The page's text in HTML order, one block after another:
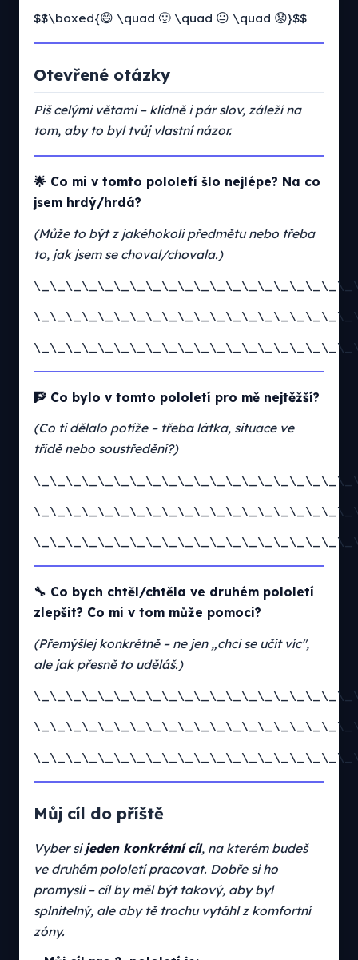
$$\boxed{😄 \quad 🙂 \quad 😐 \quad 😟}$$
Otevřené otázky
Piš celými větami – klidně i pár slov, záleží na
tom, aby to byl tvůj vlastní názor.
🌟 Co mi v tomto pololetí šlo nejlépe? Na co
jsem hrdý/hrdá?
(Může to být z jakéhokoli předmětu nebo třeba
to, jak jsem se choval/chovala.)
🧗 Co bylo v tomto pololetí pro mě nejtěžší?
(Co ti dělalo potíže – třeba látka, situace ve
třídě nebo soustředění?)
🔧 Co bych chtěl/chtěla ve druhém pololetí
zlepšit? Co mi v tom může pomoci?
(Přemýšlej konkrétně – ne jen „chci se učit víc",
ale jak přesně to uděláš.)
Můj cíl do příště
Vyber sijeden konkrétní cíl, na kterém budeš
ve druhém pololetí pracovat. Dobře si ho
promysli – cíl by měl být takový, aby byl
splnitelný, ale aby tě trochu vytáhl z komfortní
zóny.